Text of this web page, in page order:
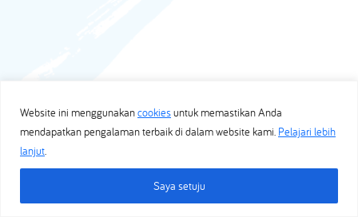
Website ini menggunakancookiesuntuk memastikan Anda
mendapatkan pengalaman terbaik di dalam website kami. Pelajari lebih
lanjut
Saya setuju